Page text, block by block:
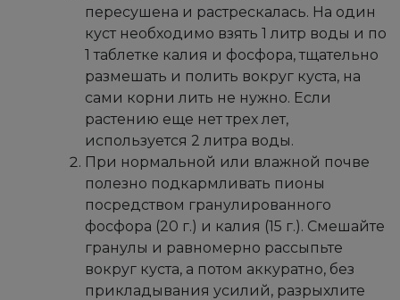
пересушена и растрескалась. На один
куст необходимо взять 1 литр воды и по
1 таблетке калия и фосфора, тщательно
размешать и полить вокруг куста, на
сами корни лить не нужно. Если
растению еще нет трех лет,
используется 2 литра воды.
При нормальной или влажной почве
полезно подкармливать пионы
посредством гранулированного
фосфора (20 г.) и калия (15 г.). Смешайте
гранулы и равномерно рассыпьте
вокруг куста, а потом аккуратно, без
прикладывания усилий, разрыхлите